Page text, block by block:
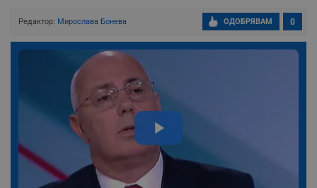
Редактор: Мирослава Бонева 0
ОДОБРЯВАМ